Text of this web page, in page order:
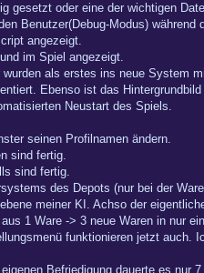
gesetzt oder eine der wichtigen
Benutzer(Debug-Modus)
angezeigt.
im Spiel angezeigt.
als erstes ins neue System
Ebenso ist das
Neustart des Spiels.
seinen Profilnamen ändern.
sind fertig.
sind fertig.
des Depots (nur bei der
meiner KI. Achso der
1 Ware -> 3 neue Waren in nur
funktionieren jetzt
Befriedigung dauerte es nur